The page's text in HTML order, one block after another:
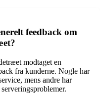
feedback om
modtaget en
fra kunderne. Nogle har
mens andre har